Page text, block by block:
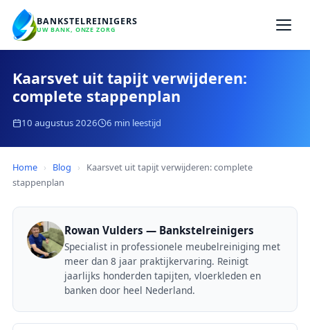
BANKSTELREINIGERS
UW BANK, ONZE ZORG
Kaarsvet uit tapijt verwijderen:
complete stappenplan
10 augustus 2026 6 min leestijd
Home › Blog ›
Kaarsvet uit tapijt verwijderen: complete
stappenplan
Rowan Vulders — Bankstelreinigers
Specialist in professionele meubelreiniging met
meer dan 8 jaar praktijkervaring. Reinigt
jaarlijks honderden tapijten, vloerkleden en
banken door heel Nederland.